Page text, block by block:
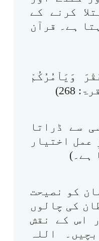
کرنے کے
ہے۔ قرآن
وَيَاْمُرُكُمْ
سے ڈراتا
عمل اختیار
ہے۔)
کو نصیحت
کی چالوں
اس کے نقش
اللہ